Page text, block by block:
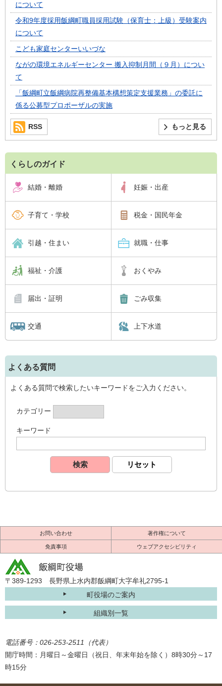
について
令和9年度採用飯綱町職員採用試験（保育士：上級）受験案内
について
こども家庭センターいいづな
ながの環境エネルギーセンター 搬入抑制月間（９月）につい
て
「飯綱町立飯綱病院再整備基本構想策定支援業務」の委託に
係る公募型プロポーザルの実施
もっと見る
RSS
くらしのガイド
結婚・離婚 妊娠・出産
子育て・学校 税金・国民年金
引越・住まい 就職・仕事
福祉・介護 おくやみ
届出・証明 ごみ収集
交通 上下水道
よくある質問
よくある質問で検索したいキーワードをご入力ください。
カテゴリー
キーワード
お問い合わせ 著作権について
免責事項 ウェブアクセシビリティ
〒389-1293 長野県上水内郡飯綱町大字牟礼2795-1
町役場のご案内
組織別一覧
電話番号：026-253-2511（代表）
開庁時間：月曜日～金曜日（祝日、年末年始を除く）8時30分～17
時15分